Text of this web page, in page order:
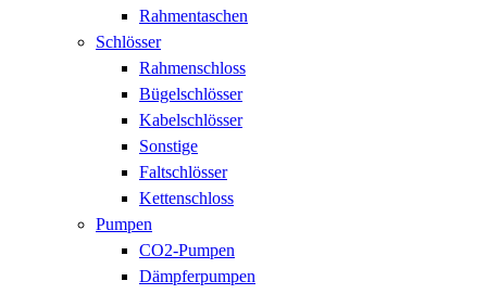
Rahmentaschen
Schlösser
Rahmenschloss
Bügelschlösser
Kabelschlösser
Sonstige
Faltschlösser
Kettenschloss
Pumpen
CO2-Pumpen
Dämpferpumpen